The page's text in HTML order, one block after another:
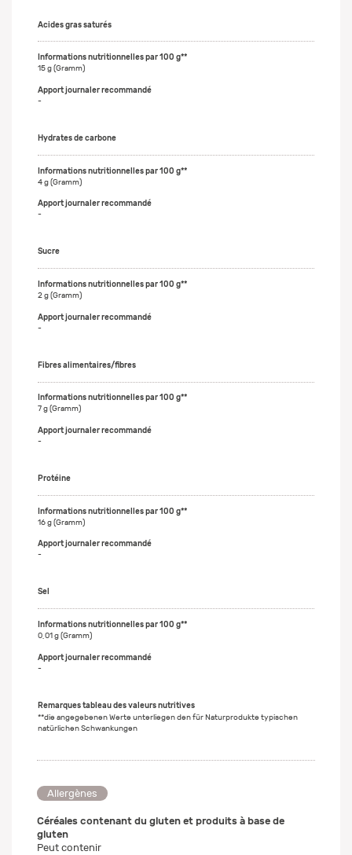
Acides gras saturés
15 g (Gramm)
-
Hydrates de carbone
4 g (Gramm)
-
Sucre
2 g (Gramm)
-
Fibres alimentaires/fibres
7 g (Gramm)
-
Protéine
16 g (Gramm)
-
Sel
0,01 g (Gramm)
-
Remarques tableau des valeurs nutritives
**die angegebenen Werte unterliegen den für Naturprodukte typischen
natürlichen Schwankungen
Allergènes
Céréales contenant du gluten et produits à base de
gluten
Peut contenir